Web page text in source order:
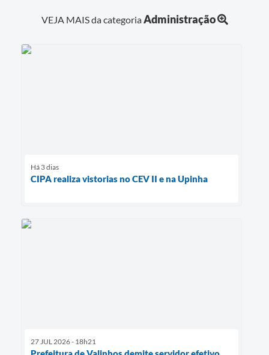
VEJA MAIS da categoriaAdministração
Há 3 dias
CIPA realiza vistorias no CEV II e na Upinha
27 JUL 2026 - 18h21